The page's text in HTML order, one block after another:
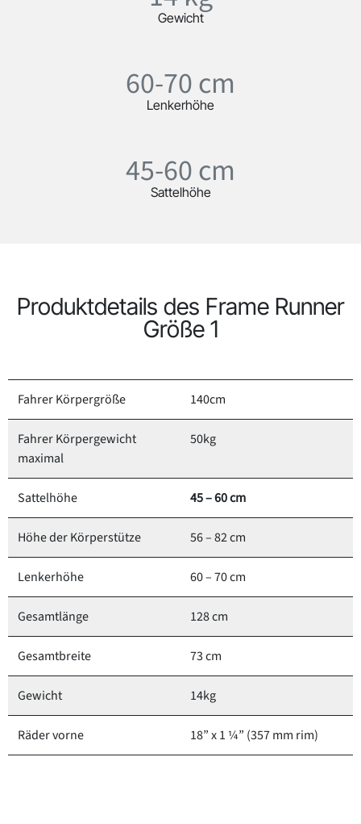
Gewicht
60-70 cm
Lenkerhöhe
45-60 cm
Sattelhöhe
Produktdetails des Frame Runner
Größe 1
Fahrer Körpergröße 140cm
Fahrer Körpergewicht
maximal
50kg
Sattelhöhe 45 – 60 cm
Höhe der Körperstütze 56 – 82 cm
Lenkerhöhe 60 – 70 cm
Gesamtlänge 128 cm
Gesamtbreite 73 cm
Gewicht 14kg
Räder vorne 18” x 1 ¼” (357 mm rim)